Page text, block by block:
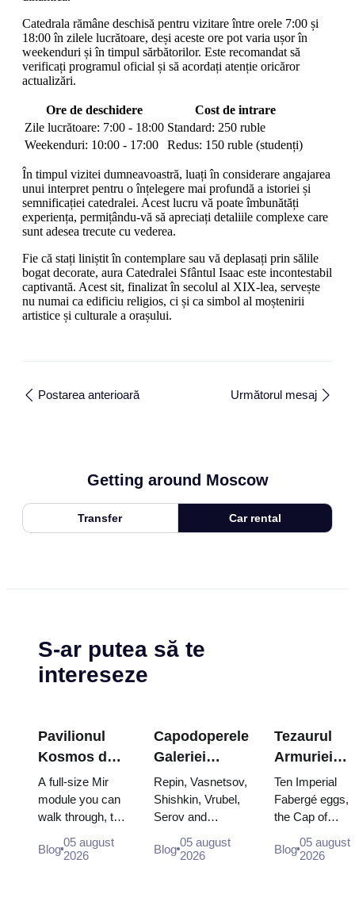
Catedrala rămâne deschisă pentru vizitare între orele 7:00 și
18:00 în zilele lucrătoare, deși aceste ore pot varia ușor în
weekenduri și în timpul sărbătorilor. Este recomandat să
verificați programul oficial și să acordați atenție oricăror
actualizări.
Ore de deschidere
Cost de intrare
Zile lucrătoare: 7:00 - 18:00 Standard: 250 ruble
Weekenduri: 10:00 - 17:00
Redus: 150 ruble (studenți)
În timpul vizitei dumneavoastră, luați în considerare angajarea
unui interpret pentru o înțelegere mai profundă a istoriei și
semnificației catedralei. Acest lucru vă poate îmbunătăți
experiența, permițându-vă să apreciați detaliile complexe care
sunt adesea trecute cu vederea.
Fie că stați liniștit în contemplare sau vă deplasați prin sălile
bogat decorate, aura Catedralei Sfântul Isaac este incontestabil
captivantă. Acest sit, finalizat în secolul al XIX-lea, servește
nu numai ca edificiu religios, ci și ca simbol al moștenirii
artistice și culturale a orașului.
Postarea anterioară Următorul mesaj
Getting around Moscow
Transfer Car rental
S-ar putea să te
intereseze
Pavilionul
Kosmos de
la VDNKh: în
cea mai mare
expoziție
spațială a
Rusiei
A full-size Mir
module you can
walk through, the
model, scorched
Blog05 august
2026
Capodoperele
Galeriei
Tretyakov:
Picturile
pentru care
merită să
planificați
Repin, Vasnetsov,
Shishkin, Vrubel,
Serov and
works that stop
Blog 05 august
2026
Tezaurul
Armuriei
ouăle
Fabergé,
tronurile și
hainele de
Ten Imperial
Fabergé eggs,
the Cap of
double throne
Blog05 august
2026